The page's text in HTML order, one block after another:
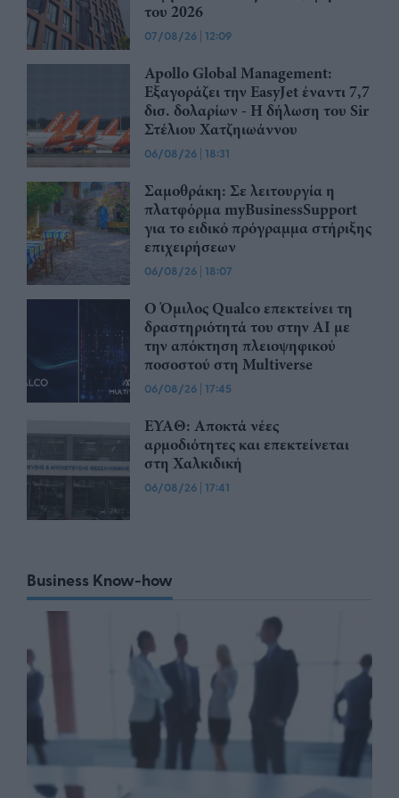
του 2026
07/08/26 | 12:09
Apollo Global Management:
Εξαγοράζει την EasyJet έναντι 7,7
δισ. δολαρίων - Η δήλωση του Sir
Στέλιου Χατζηιωάννου
06/08/26 | 18:31
Σαμοθράκη: Σε λειτουργία η
πλατφόρμα myBusinessSupport
για το ειδικό πρόγραμμα στήριξης
επιχειρήσεων
06/08/26 | 18:07
Ο Όμιλος Qualco επεκτείνει τη
δραστηριότητά του στην ΑΙ με
την απόκτηση πλειοψηφικού
ποσοστού στη Multiverse
06/08/26 | 17:45
ΕΥΑΘ: Αποκτά νέες
αρμοδιότητες και επεκτείνεται
στη Χαλκιδική
06/08/26 | 17:41
Business Know-how